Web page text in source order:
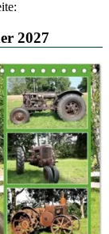
2027